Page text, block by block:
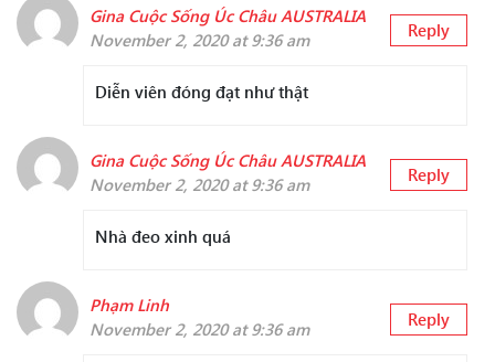
Gina Cuộc Sống Úc Châu AUSTRALIA
November 2, 2020 at 9:36 am
Reply
Diễn viên đóng đạt như thật
Gina Cuộc Sống Úc Châu AUSTRALIA
November 2, 2020 at 9:36 am
Reply
Nhà đeo xinh quá
Phạm Linh
November 2, 2020 at 9:36 am
Reply